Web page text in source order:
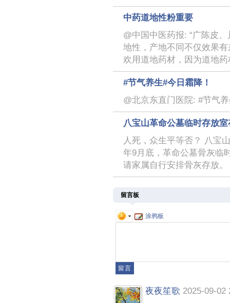
中药道地性粉重要
@中国中医药报: “广陈皮
地性，产地不同不仅效果
欢用道地药材，因为道地药
#节气养生#今日霜降！
@北京东直门医院: #节气
八宝山革命公墓临时存放
人死，众生平等否？ 八宝
年9月底，革命公墓骨灰临
请家属自行安排骨灰存放。
留言板
涂鸦板
夜夜笙歌 2025-09-02